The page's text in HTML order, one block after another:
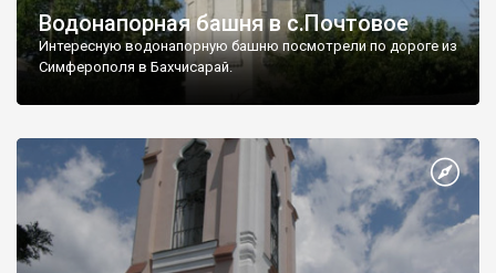
Водонапорная башня в с.Почтовое
Интересную водонапорную башню посмотрели по дороге из
Симферополя в Бахчисарай.